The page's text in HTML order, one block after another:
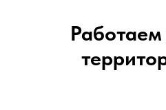
Работаем